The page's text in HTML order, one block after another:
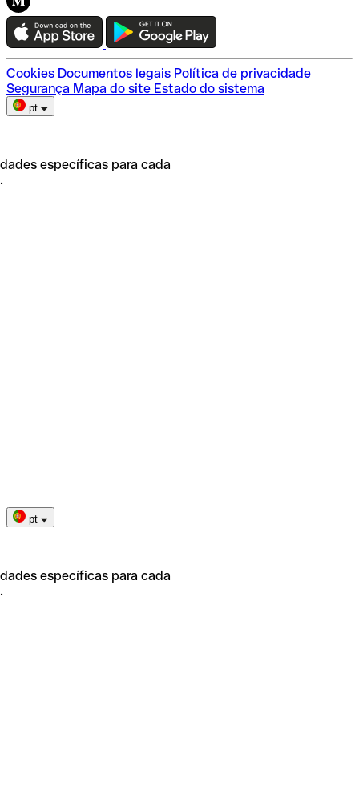
Teste a Qonto
Escolha do plano
Cookies Documentos legais Política de privacidade
Segurança Mapa do site Estado do sistema
pt
específicas para cada
pt
específicas para cada